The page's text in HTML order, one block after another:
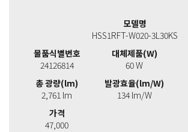
모델명
HSS1RFT-W020-3L30KS
물품식별번호
24126814
대체제품(W)
60 W
총 광량(lm)
2,761 lm
발광효율(lm/W)
134 lm/W
가격
47,000